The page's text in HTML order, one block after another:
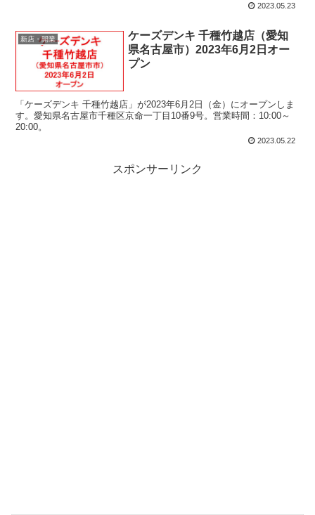
2023.05.23
新店・開業
ケーズデンキ 千種竹越店（愛知
県名古屋市）2023年6月2日オー
プン
「ケーズデンキ 千種竹越店」が2023年6月2日（金）にオープンしま
す。愛知県名古屋市千種区京命一丁目10番9号。営業時間：10:00～
20:00。
2023.05.22
スポンサーリンク